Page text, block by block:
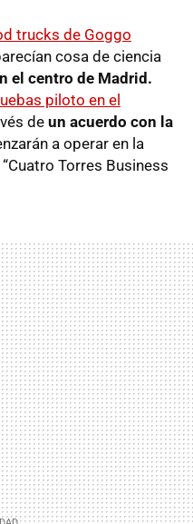
trucks de Goggo
cosa de ciencia
el centro de Madrid.
piloto en el
deun acuerdo con la
a operar en la
Torres Business